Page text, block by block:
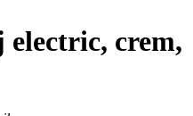
electric, crem,